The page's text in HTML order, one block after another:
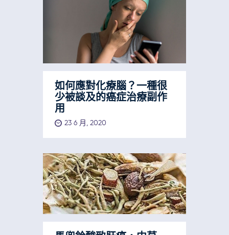
如何應對化療腦？一種很
少被談及的癌症治療副作
用
23 6 月, 2020